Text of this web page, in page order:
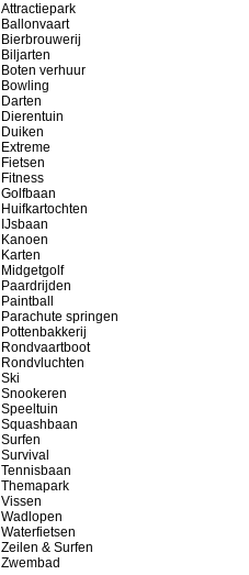
Attractiepark
Ballonvaart
Bierbrouwerij
Biljarten
Boten verhuur
Bowling
Darten
Dierentuin
Duiken
Extreme
Fietsen
Fitness
Golfbaan
Huifkartochten
IJsbaan
Kanoen
Karten
Midgetgolf
Paardrijden
Paintball
Parachute springen
Pottenbakkerij
Rondvaartboot
Rondvluchten
Ski
Snookeren
Speeltuin
Squashbaan
Surfen
Survival
Tennisbaan
Themapark
Vissen
Wadlopen
Waterfietsen
Zeilen & Surfen
Zwembad